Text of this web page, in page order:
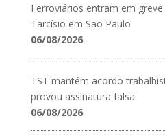
Ferroviários entram em
Tarcísio em São Paulo
06/08/2026
TST mantém acordo
provou assinatura falsa
06/08/2026